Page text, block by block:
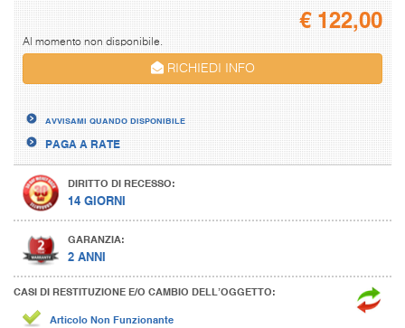
€122,00
Al momento non disponibile.
RICHIEDI INFO
AVVISAMI QUANDO DISPONIBILE
PAGA A RATE
DIRITTO DI RECESSO:
14 GIORNI
GARANZIA:
2 ANNI
CASI DI RESTITUZIONE E/O CAMBIO DELL’OGGETTO:
Articolo Non Funzionante